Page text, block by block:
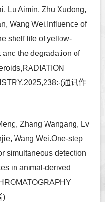
Lu Aimin, Zhu Xudong,
Wang Wei.Influence of
shelf life of yellow-
and the degradation of
(通讯作
Zhang Wangang, Lv
Wang Wei.One-step
simultaneous detection
in animal-derived
)